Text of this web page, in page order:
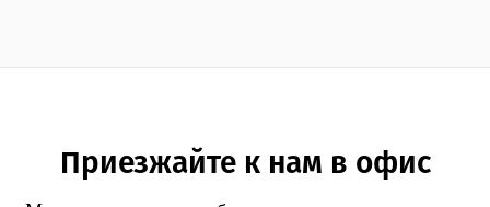
Приезжайте к нам в офис